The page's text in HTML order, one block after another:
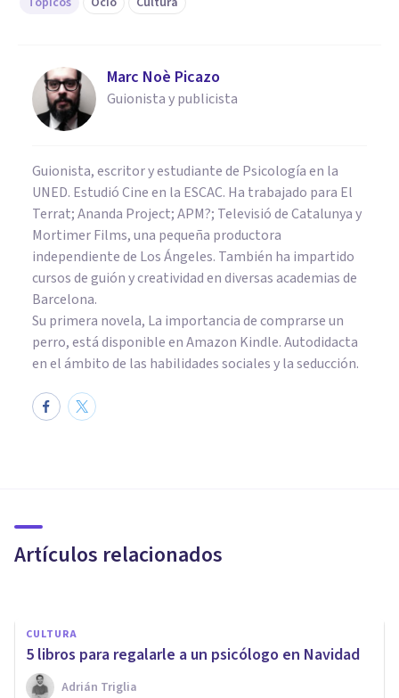
Marc Noè Picazo
Guionista y publicista
Guionista, escritor y estudiante de Psicología en la
UNED. Estudió Cine en la ESCAC. Ha trabajado para El
Terrat; Ananda Project; APM?; Televisió de Catalunya y
Mortimer Films, una pequeña productora
independiente de Los Ángeles. También ha impartido
cursos de guión y creatividad en diversas academias de
Barcelona.
Su primera novela, La importancia de comprarse un
perro, está disponible en Amazon Kindle. Autodidacta
en el ámbito de las habilidades sociales y la seducción.
Artículos relacionados
psicoterapeutas y psiquiatras
CULTURA
5 libros para regalarle a un psicólogo en Navidad
Adrián Triglia